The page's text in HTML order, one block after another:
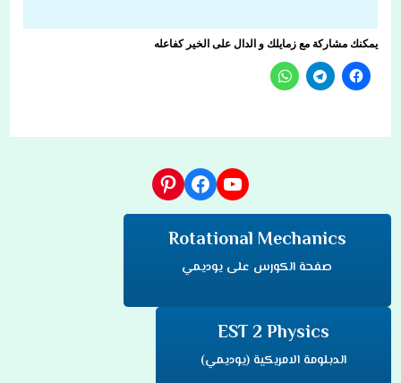
يمكنك مشاركة مع زمايلك و الدال على الخير كفاعله
يوتيوب فيسبوكبينتريست
Rotational Mechanics
صفحة الكورس على يوديمي
EST 2 Physics
الدبلومة الامريكية (يوديمي)